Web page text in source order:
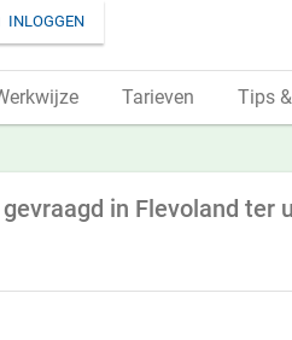
in Flevoland ter
INLOGGEN
Tarieven Tips